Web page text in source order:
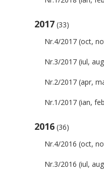
2017 (33)
Nr.4/2017 (oct,
Nr.3/2017 (iul,
Nr.2/2017 (apr,
Nr.1/2017 (ian,
2016 (36)
Nr.4/2016 (oct,
Nr.3/2016 (iul,